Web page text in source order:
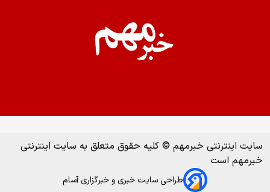
سایت اینترنتی خبرمهم © کلیه حقوق متعلق به سایت اینترنتی
خبرمهم است
طراحی سایت خبری و خبرگزاری آسام